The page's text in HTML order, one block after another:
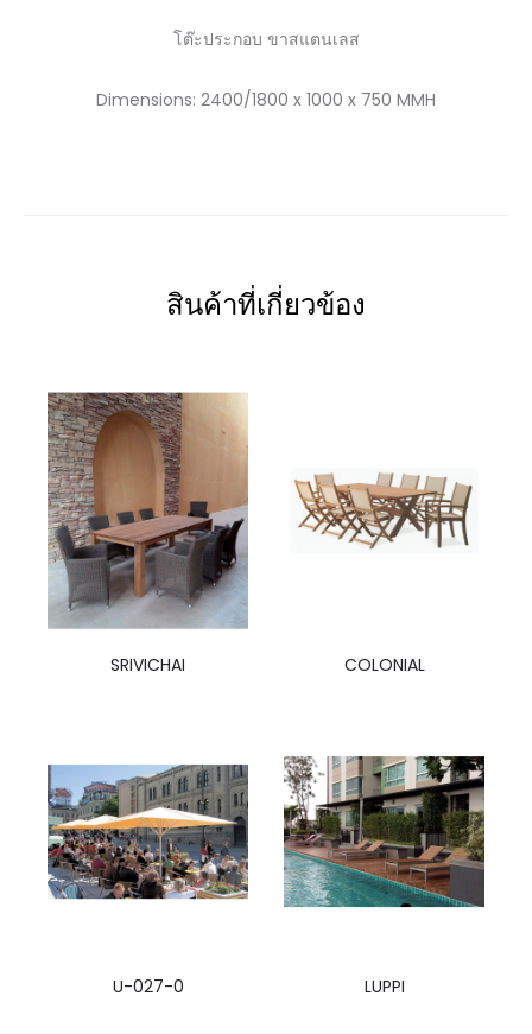
โต๊ะประกอบ ขาสแตนเลส
Dimensions: 2400/1800 x 1000 x 750 MMH
สินค้าที่เกี่ยวข้อง
SRIVICHAI COLONIAL
U-027-0 LUPPI